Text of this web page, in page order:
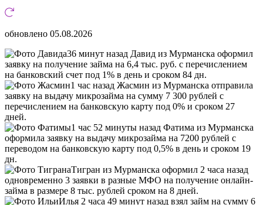
обновлено 05.08.2026
36 минут назад Давид из Мурманска оформил
заявку на получение займа на 6,4 тыс. руб. с перечислением
на банковский счет под 1% в день и сроком 84 дн.
1 час назад Жасмин из Мурманска отправила
заявку на выдачу микрозайма на сумму 7 300 рублей с
перечислением на банковскую карту под 0% и сроком 27
дней.
1 час 52 минуты назад Фатима из Мурманска
оформила заявку на выдачу микрозайма на 7200 рублей с
переводом на банковскую карту под 0,5% в день и сроком 19
дн.
Тигран из Мурманска оформил 2 часа назад
одновременно 3 заявки в разные МФО на получение онлайн-
займа в размере 8 тыс. рублей сроком на 8 дней.
Илья 2 часа 49 минут назад взял займ на сумму 6